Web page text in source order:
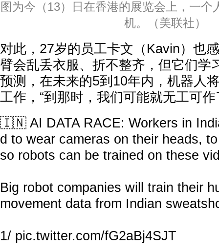
图为今（13）日在香港的展览会上，一个
机。（美联社）
对此，27岁的员工卡文（Kavin）也
臂会乱丢衣服、折不整齐，但它们学
预测，在未来的5到10年内，机器人
工作，“到那时，我们可能就无工可作
🇮🇳 AI DATA RACE: Workers in
d to wear cameras on their heads,
so robots can be trained on these
Big robot companies will train their
movement data from Indian
1/ pic.twitter.com/fG2aBj4SJT